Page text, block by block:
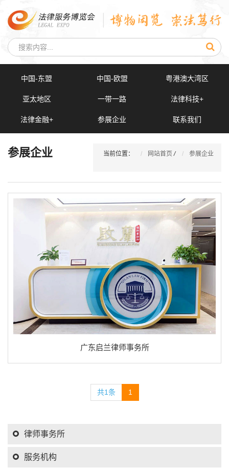
中国-东盟 中国-欧盟 粤港澳大湾区
亚太地区 一带一路 法律科技+
法律金融+ 参展企业 联系我们
参展企业 当前位置： 网站首页 / 参展企业
广东启兰律师事务所
共1条 1
律师事务所
服务机构